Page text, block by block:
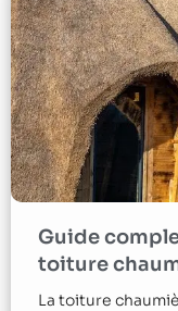
Guide
toiture
La toiture